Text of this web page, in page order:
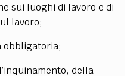
sui luoghi di lavoro e di
lavoro;
obbligatoria;
della